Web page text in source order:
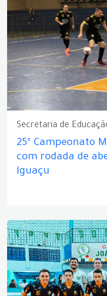
Secretaria de
25º Campeonato
com rodada de
Iguaçu